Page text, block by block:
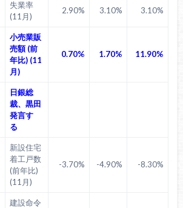
失業率
(11月)
2.90% 3.10% 3.10%
小売業販
売額 (前
年比) (11
月)
0.70% 1.70% 11.90%
日銀総
裁、黒田
発言す
る
新設住宅
着工戸数
(前年比)
(11月)
-3.70% -4.90% -8.30%
建設命令